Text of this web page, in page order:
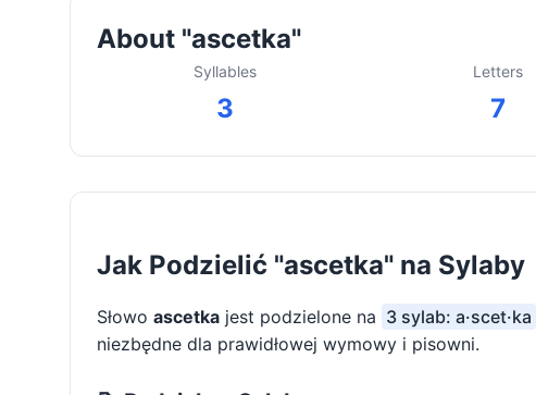
About "ascetka"
Syllables
3
Letters
7
Jak Podzielić "ascetka" na Sylaby
Słowo ascetka jest podzielone na 3 sylab: a·scet·ka
niezbędne dla prawidłowej wymowy i pisowni.